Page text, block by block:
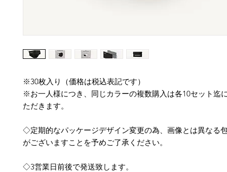
※30枚入り（価格は税込表記です）
※お一人様につき、同じカラーの複数購入は各10セット迄
ただきます。
◇定期的なパッケージデザイン変更の為、画像とは異なる
がございますことを予めご了承ください。
◇3営業日前後で発送致します。